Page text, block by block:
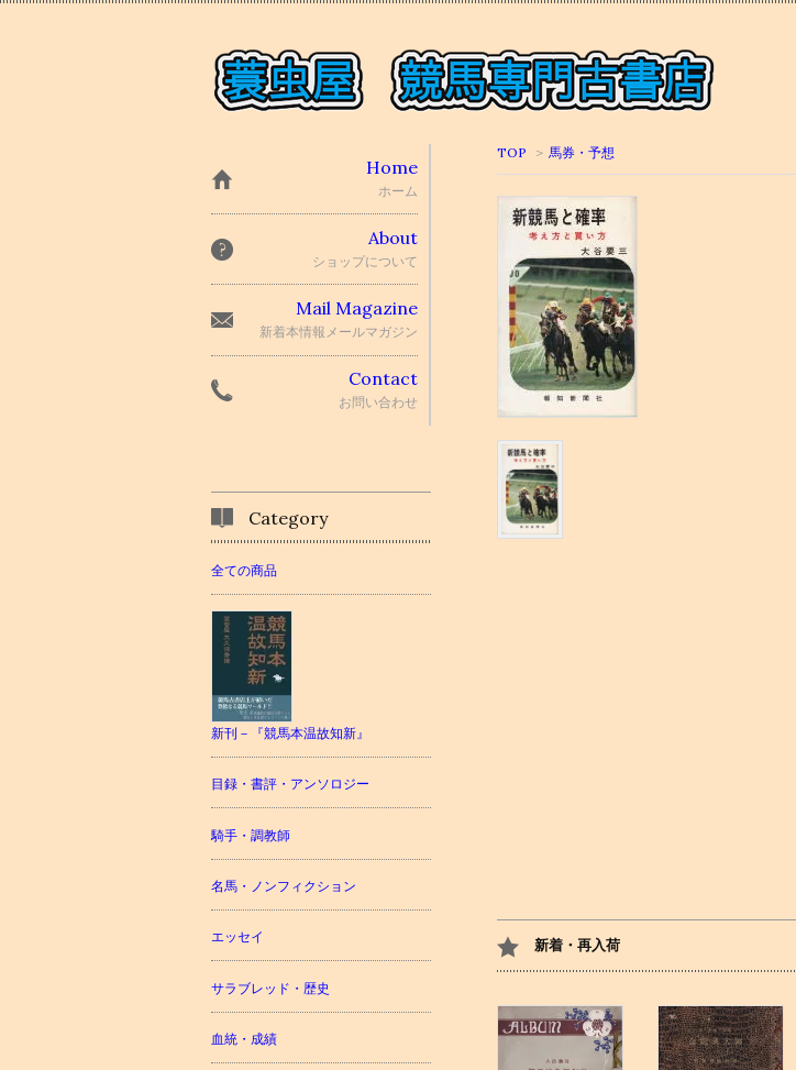
TOP > 馬券・予想
新着・再入荷
Home
ホーム
About
ショップについて
Mail Magazine
新着本情報メールマガジン
Contact
お問い合わせ
Category
全ての商品
新刊－『競馬本温故知新』
目録・書評・アンソロジー
騎手・調教師
名馬・ノンフィクション
エッセイ
サラブレッド・歴史
血統・成績